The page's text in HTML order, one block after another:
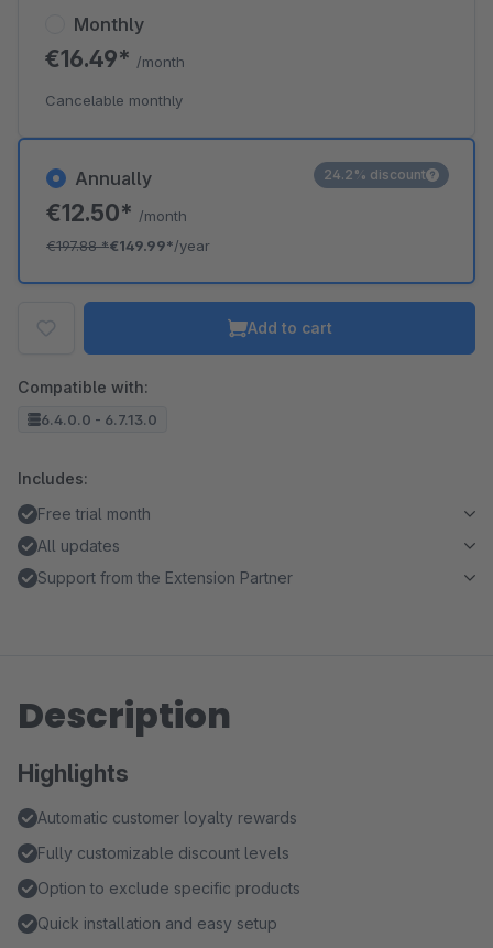
Annually
€12.50* /month
€197.88*€149.99*/year
24.2% discount
Monthly
€16.49* /month
Cancelable monthly
Add to cart
Compatible with:
6.4.0.0 - 6.7.13.0
Includes:
Free trial month
All updates
Support from the Extension Partner
Description
Highlights
Automatic customer loyalty rewards
Fully customizable discount levels
Option to exclude specific products
Quick installation and easy setup